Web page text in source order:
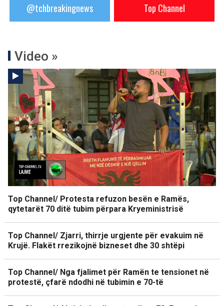
@tchbreakingnews Top Channel
Video »
Top Channel/ Protesta refuzon besën e Ramës,
qytetarët 70 ditë tubim përpara Kryeministrisë
Top Channel/ Zjarri, thirrje urgjente për evakuim në
Krujë. Flakët rrezikojnë bizneset dhe 30 shtëpi
Top Channel/ Nga fjalimet për Ramën te tensionet në
protestë, çfarë ndodhi në tubimin e 70-të